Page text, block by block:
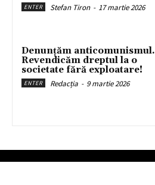
ENTER Stefan Tiron - 17 martie 2026
Denunțăm anticomunismul.
Revendicăm dreptul la o
societate fără exploatare!
ENTER Redacția - 9 martie 2026